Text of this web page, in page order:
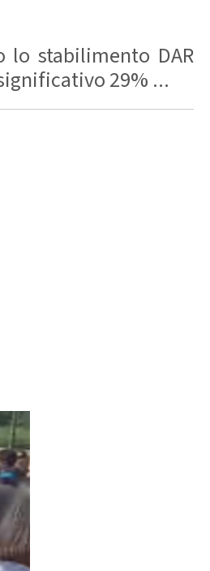
lo stabilimento DAR
29% ...